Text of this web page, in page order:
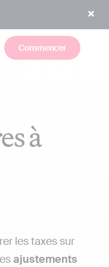
Commencer
à
les taxes sur
ajustements